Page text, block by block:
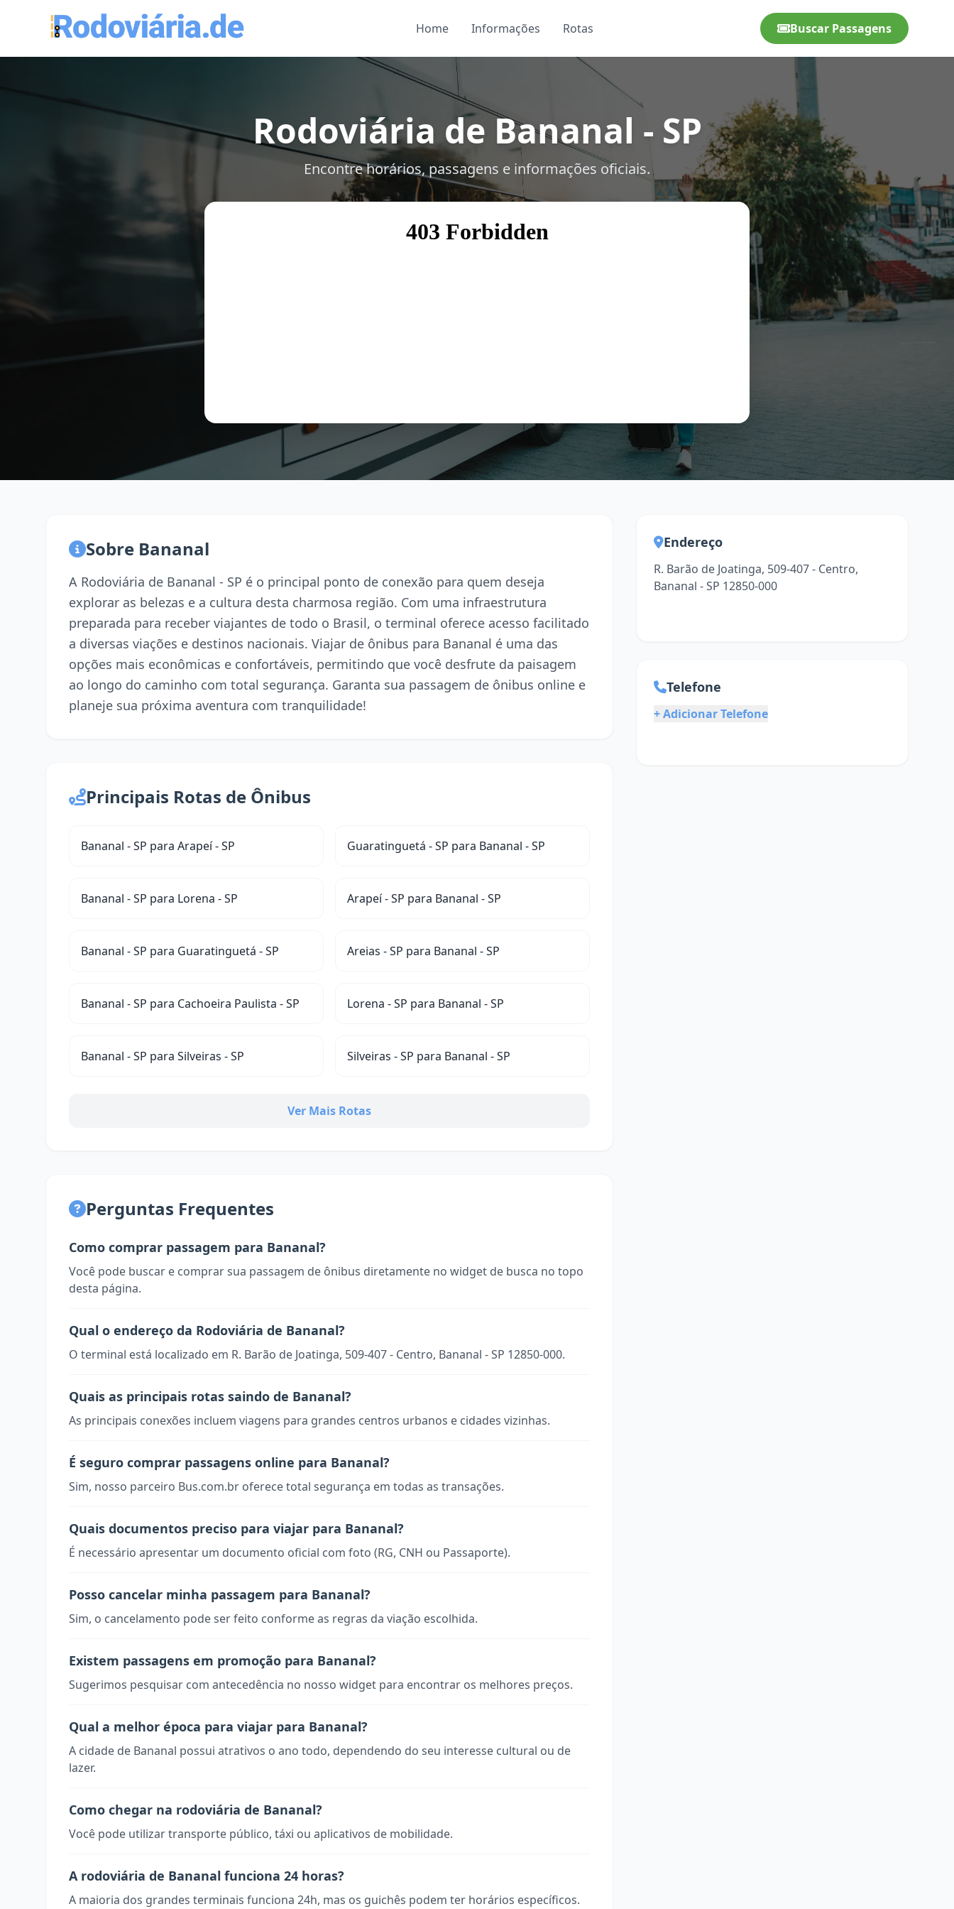
Home Informações Rotas Buscar Passagens
Rodoviária de Bananal - SP
Encontre horários, passagens e informações oficiais.
Sobre Bananal
A Rodoviária de Bananal - SP é o principal ponto de conexão para quem deseja
explorar as belezas e a cultura desta charmosa região. Com uma infraestrutura
preparada para receber viajantes de todo o Brasil, o terminal oferece acesso facilitado
a diversas viações e destinos nacionais. Viajar de ônibus para Bananal é uma das
opções mais econômicas e confortáveis, permitindo que você desfrute da paisagem
ao longo do caminho com total segurança. Garanta sua passagem de ônibus online e
planeje sua próxima aventura com tranquilidade!
Principais Rotas de Ônibus
Bananal - SP para Arapeí - SP Guaratinguetá - SP para Bananal - SP
Bananal - SP para Lorena - SP Arapeí - SP para Bananal - SP
Bananal - SP para Guaratinguetá - SP Areias - SP para Bananal - SP
Bananal - SP para Cachoeira Paulista - SP Lorena - SP para Bananal - SP
Bananal - SP para Silveiras - SP Silveiras - SP para Bananal - SP
Ver Mais Rotas
Perguntas Frequentes
Como comprar passagem para Bananal?
Você pode buscar e comprar sua passagem de ônibus diretamente no widget de busca no topo
desta página.
Qual o endereço da Rodoviária de Bananal?
O terminal está localizado em R. Barão de Joatinga, 509-407 - Centro, Bananal - SP 12850-000.
Quais as principais rotas saindo de Bananal?
As principais conexões incluem viagens para grandes centros urbanos e cidades vizinhas.
É seguro comprar passagens online para Bananal?
Sim, nosso parceiro Bus.com.br oferece total segurança em todas as transações.
Quais documentos preciso para viajar para Bananal?
É necessário apresentar um documento oficial com foto (RG, CNH ou Passaporte).
Posso cancelar minha passagem para Bananal?
Sim, o cancelamento pode ser feito conforme as regras da viação escolhida.
Existem passagens em promoção para Bananal?
Sugerimos pesquisar com antecedência no nosso widget para encontrar os melhores preços.
Qual a melhor época para viajar para Bananal?
A cidade de Bananal possui atrativos o ano todo, dependendo do seu interesse cultural ou de
lazer.
Como chegar na rodoviária de Bananal?
Você pode utilizar transporte público, táxi ou aplicativos de mobilidade.
A rodoviária de Bananal funciona 24 horas?
A maioria dos grandes terminais funciona 24h, mas os guichês podem ter horários específicos.
Endereço
R. Barão de Joatinga, 509-407 - Centro,
Bananal - SP 12850-000
Telefone
+ Adicionar Telefone